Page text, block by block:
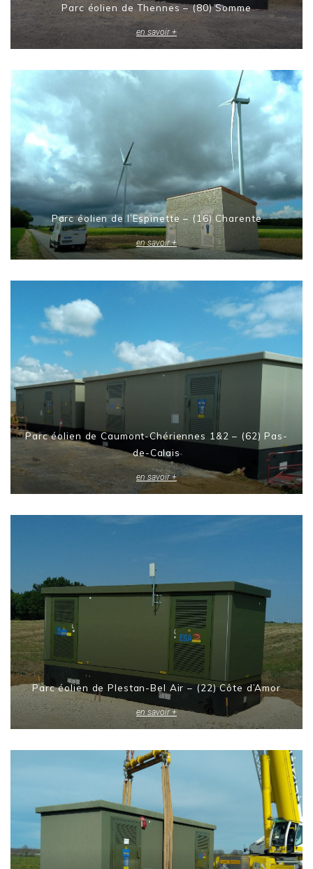
Parc éolien de Thennes – (80) Somme
en savoir +
Parc éolien de l’Espinette – (16) Charente
en savoir +
Parc éolien de Caumont-Chériennes 1&2 – (62) Pas-
de-Calais
en savoir +
Parc éolien de Plestan-Bel Air – (22) Côte d’Amor
en savoir +